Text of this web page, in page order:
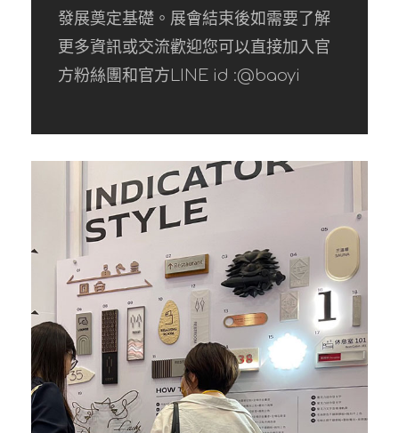
發展奠定基礎。展會結束後如需要了解
更多資訊或交流歡迎您可以直接加入官
方粉絲團和官方LINE id :@baoyi